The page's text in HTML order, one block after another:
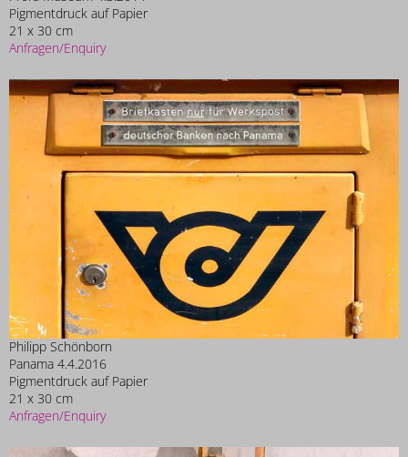
Pigmentdruck auf Papier
21 x 30 cm
Anfragen/Enquiry
Philipp Schönborn
Panama 4.4.2016
Pigmentdruck auf Papier
21 x 30 cm
Anfragen/Enquiry